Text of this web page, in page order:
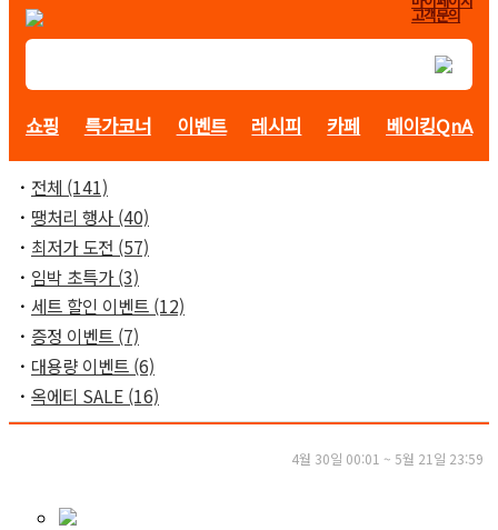
고객문의
쇼핑 특가코너 이벤트 레시피 카페 베이킹QnA
ㆍ 전체 (141)
ㆍ 땡처리 행사 (40)
ㆍ 최저가 도전 (57)
ㆍ 임박 초특가 (3)
ㆍ 세트 할인 이벤트 (12)
ㆍ 증정 이벤트 (7)
ㆍ 대용량 이벤트 (6)
ㆍ 옥에티 SALE (16)
4월 30일 00:01 ~ 5월 21일 23:59